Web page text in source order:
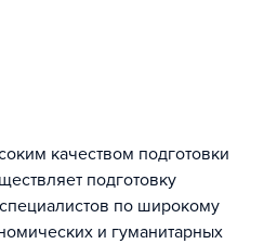
качеством подготовки
подготовку
по широкому
и гуманитарных